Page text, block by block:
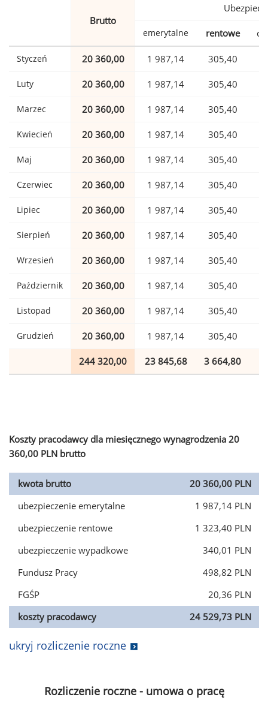
Brutto
emerytalne rentowe
Styczeń 20 360,00 1 987,14 305,40
Luty 20 360,00 1 987,14 305,40
Marzec 20 360,00 1 987,14 305,40
Kwiecień 20 360,00 1 987,14 305,40
Maj 20 360,00 1 987,14 305,40
Czerwiec 20 360,00 1 987,14 305,40
Lipiec 20 360,00 1 987,14 305,40
Sierpień 20 360,00 1 987,14 305,40
Wrzesień 20 360,00 1 987,14 305,40
Październik 20 360,00 1 987,14 305,40
Listopad 20 360,00 1 987,14 305,40
Grudzień 20 360,00 1 987,14 305,40
244 320,00 23 845,68 3 664,80
Koszty pracodawcy dla miesięcznego wynagrodzenia 20
360,00 PLN brutto
kwota brutto
20 360,00 PLN
ubezpieczenie emerytalne
1 987,14 PLN
ubezpieczenie rentowe
1 323,40 PLN
ubezpieczenie wypadkowe
340,01 PLN
Fundusz Pracy
498,82 PLN
FGŚP
20,36 PLN
koszty pracodawcy
24 529,73 PLN
ukryj rozliczenie roczne
Rozliczenie roczne - umowa o pracę